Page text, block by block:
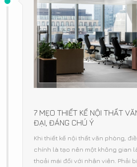
7 MẸO THIẾT KẾ NỘI THẤT
ĐẠI, ĐÁNG CHÚ Ý
Khi thiết kế nội thất văn phòng,
chính là tạo nên một không gian
thoải mái đối với nhân viên. Phải